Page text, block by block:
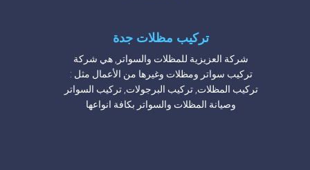
تركيب مظلات جدة
شركة العزيزية للمظلات والسواتر, هي شركة
تركيب سواتر ومظلات وغيرها من الأعمال مثل :
تركيب المظلات, تركيب البرجولات, تركيب السواتر
وصيانة المظلات والسواتر بكافة انواعها